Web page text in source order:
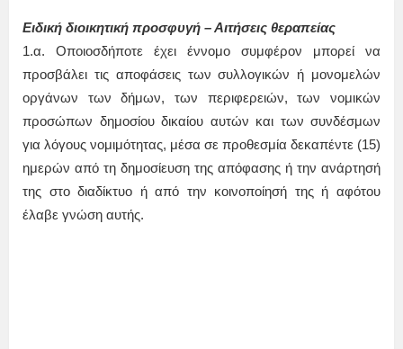
Ειδική διοικητική προσφυγή – Αιτήσεις θεραπείας
1.α. Οποιοσδήποτε έχει έννομο συμφέρον μπορεί να
προσβάλει τις αποφάσεις των συλλογικών ή μονομελών
οργάνων των δήμων, των περιφερειών, των νομικών
προσώπων δημοσίου δικαίου αυτών και των συνδέσμων
για λόγους νομιμότητας, μέσα σε προθεσμία δεκαπέντε (15)
ημερών από τη δημοσίευση της απόφασης ή την ανάρτησή
της στο διαδίκτυο ή από την κοινοποίησή της ή αφότου
έλαβε γνώση αυτής.